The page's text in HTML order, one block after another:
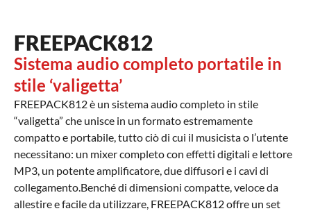
FREEPACK812
Sistema audio completo portatile in
stile ‘valigetta’
FREEPACK812 è un sistema audio completo in stile
“valigetta” che unisce in un formato estremamente
compatto e portabile, tutto ciò di cui il musicista o l’utente
necessitano: un mixer completo con effetti digitali e lettore
MP3, un potente amplificatore, due diffusori e i cavi di
collegamento.Benché di dimensioni compatte, veloce da
allestire e facile da utilizzare, FREEPACK812 offre un set